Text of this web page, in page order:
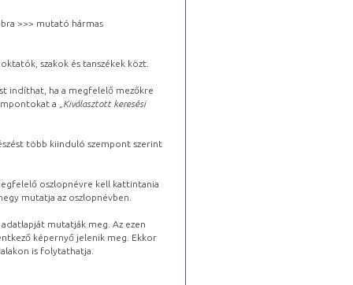
>>> mutató hármas
szakok és tanszékek közt.
indíthat, ha a megfelelő mezőkre
a „ Kiválasztott keresési
több kiinduló szempont szerint
oszlopnévre kell kattintania
mutatja az oszlopnévben.
mutatják meg. Az ezen
képernyő jelenik meg. Ekkor
is folytathatja.